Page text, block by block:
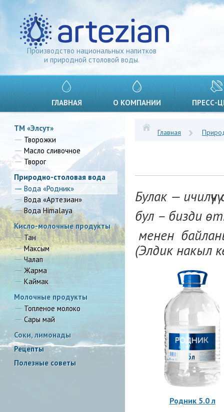
Производство национальных напитков
и природной столовой воды.
ГЛАВНАЯ О КОМПАНИИ ПРЕСС-
ТМ «Элсут»
Творожки
Масло сливочное
Творог
Природно-столовая вода
Вода «Родник»
Вода «Артезиан»
Вода Himalaya
Кисло-молочные продукты
Тан
Максым
Чалап
Жарма
Каймак
Молочные продукты
Топленое молоко
Сары май
Соки, лимонады
Рецепты
Полезные советы
Главная
Булак —
бул – бизди
менен
(Элдик накыл
Родник 5.0 л